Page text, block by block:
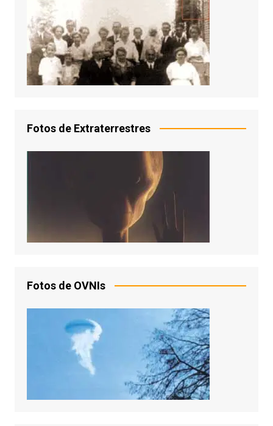
Fotos de Extraterrestres
Fotos de OVNIs